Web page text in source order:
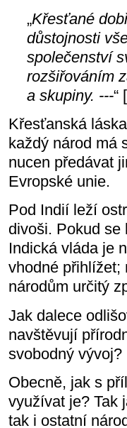
„Křesťané
důstojnosti
společenství
rozšiřováním
a skupiny. ---“
Křesťanská
každý národ má
nucen předávat
Evropské unie.
Pod Indií leží
divoši. Pokud
Indická vláda je
vhodné přihlížet;
národům určitý
Jak dalece
navštěvují
svobodný vývoj?
Obecně, jak s
využívat je? Tak
tak i ostatní